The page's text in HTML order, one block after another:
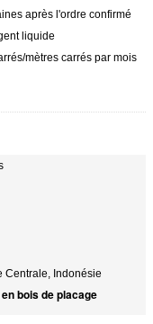
après l'ordre confirmé
liquide
mètres carrés par mois
Centrale, Indonésie
bois de placage